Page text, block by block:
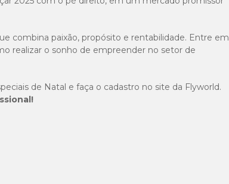
combina paixão, propósito e rentabilidade. Entre em
realizar o sonho de empreender no setor de
de Natal e faça o cadastro no site da Flyworld.